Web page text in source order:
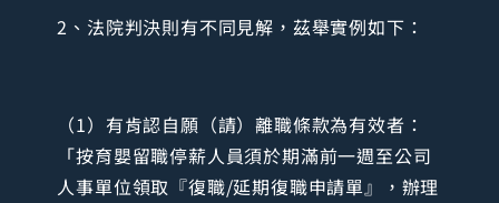
2、法院判決則有不同見解，茲舉實例如下：
（1）有肯認自願（請）離職條款為有效者：
「按育嬰留職停薪人員須於期滿前一週至公司
人事單位領取『復職/延期復職申請單』，辦理